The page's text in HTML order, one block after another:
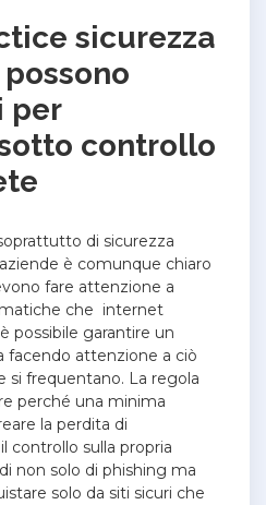
sicurezza
per
controllo
di sicurezza
è comunque chiaro
fare attenzione a
che internet
possibile garantire un
facendo attenzione a ciò
si frequentano. La regola
perché una minima
la perdita di
controllo sulla propria
non solo di phishing ma
solo da siti sicuri che